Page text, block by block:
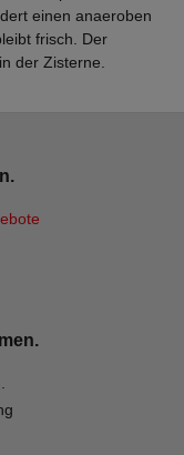
einen anaeroben
frisch. Der
der Zisterne.